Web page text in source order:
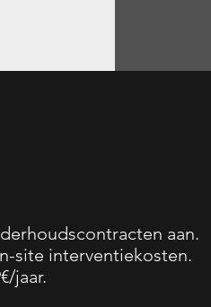
aan.
site interventiekosten.
jaar.